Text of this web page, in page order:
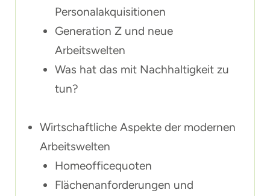
Personalakquisitionen
Generation Z und neue
Arbeitswelten
Was hat das mit Nachhaltigkeit zu
tun?
Wirtschaftliche Aspekte der modernen
Arbeitswelten
Homeofficequoten
Flächenanforderungen und